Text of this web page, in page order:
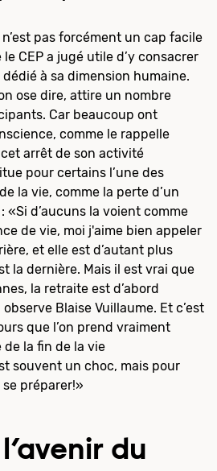
pas forcément un cap facile
CEP a jugé utile d’y consacrer
à sa dimension humaine.
ose dire, attire un nombre
Car beaucoup ont
comme le rappelle
arrêt de son activité
pour certains l’une des
la vie, comme la perte d’un
«Si d’aucuns la voient comme
de vie, moi j'aime bien appeler
et elle est d’autant plus
la dernière. Mais il est vrai que
la retraite est d’abord
Blaise Vuillaume. Et c’est
que l’on prend vraiment
la fin de la vie
souvent un choc, mais pour
se préparer!»
du